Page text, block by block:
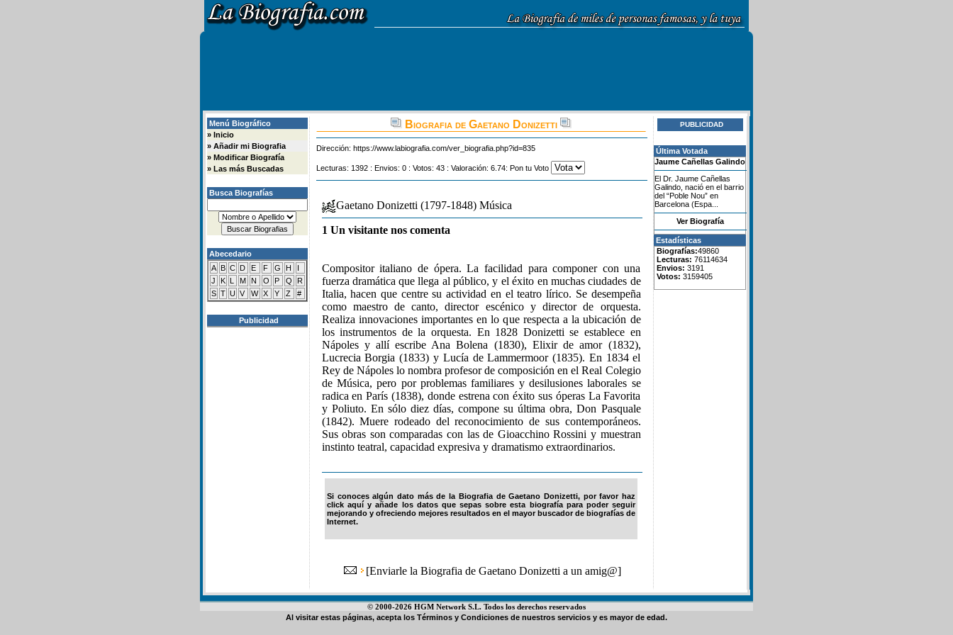
Menú Biográfico
» Inicio
» Añadir mi Biografia
» Modificar Biografía
» Las más Buscadas
Busca Biografías
Abecedario
A B C D E F G H
I
J
K L M N O P Q
R
S T U V W X Y Z #
Publicidad
Biografia de Gaetano Donizetti
Dirección: https://www.labiografia.com/ver_biografia.php?id=835
Lecturas: 1392 : Envios: 0 : Votos: 43 : Valoración: 6.74: Pon tu Voto
Gaetano Donizetti (1797-1848) Música
1 Un visitante nos comenta
Compositor italiano de ópera. La facilidad para componer con una
fuerza dramática que llega al público, y el éxito en muchas ciudades de
Italia, hacen que centre su actividad en el teatro lírico. Se desempeña
como maestro de canto, director escénico y director de orquesta.
Realiza innovaciones importantes en lo que respecta a la ubicación de
los instrumentos de la orquesta. En 1828 Donizetti se establece en
Nápoles y allí escribe Ana Bolena (1830), Elixir de amor (1832),
Lucrecia Borgia (1833) y Lucía de Lammermoor (1835). En 1834 el
Rey de Nápoles lo nombra profesor de composición en el Real Colegio
de Música, pero por problemas familiares y desilusiones laborales se
radica en París (1838), donde estrena con éxito sus óperas La Favorita
y Poliuto. En sólo diez días, compone su última obra, Don Pasquale
(1842). Muere rodeado del reconocimiento de sus contemporáneos.
Sus obras son comparadas con las de Gioacchino Rossini y muestran
instinto teatral, capacidad expresiva y dramatismo extraordinarios.
Si conoces algún dato más de la Biografia de Gaetano Donizetti, por favor haz
click aquí y añade los datos que sepas sobre esta biografía para poder seguir
mejorando y ofreciendo mejores resultados en el mayor buscador de biografías de
Internet.
[Enviarle la Biografia de Gaetano Donizetti a un amig@]
PUBLICIDAD
Última Votada
Jaume Cañellas Galindo
El Dr. Jaume Cañellas
Galindo, nació en el barrio
del “Poble Nou” en
Barcelona (Espa...
Ver Biografía
Estadísticas
Biografías:49860
Lecturas: 76114634
Envios: 3191
Votos: 3159405
© 2000-2026 HGM Network S.L. Todos los derechos reservados
Al visitar estas páginas, acepta los Términos y Condiciones de nuestros servicios y es mayor de edad.